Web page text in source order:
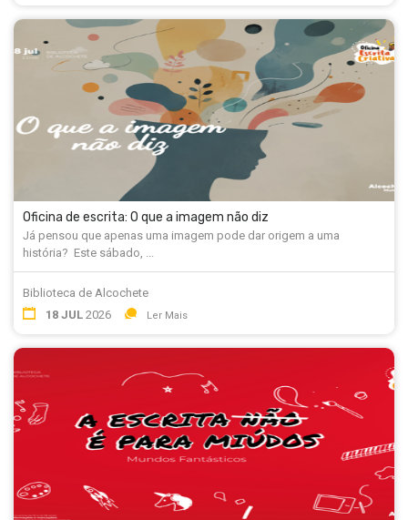
Oficina de escrita: O que a imagem não diz
Já pensou que apenas uma imagem pode dar origem a uma
história? Este sábado, ...
Biblioteca de Alcochete
18 JUL 2026 Ler Mais